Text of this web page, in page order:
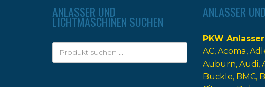
ANLASSER UND
LICHTMASCHINEN SUCHEN
ANLASSER
PKW
AC Acoma
Auburn Audi
Buckle BMC